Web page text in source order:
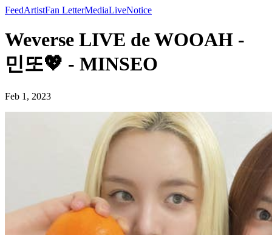
FeedArtistFan LetterMediaLiveNotice
Weverse LIVE de WOOAH -
민또💖 - MINSEO
Feb 1, 2023